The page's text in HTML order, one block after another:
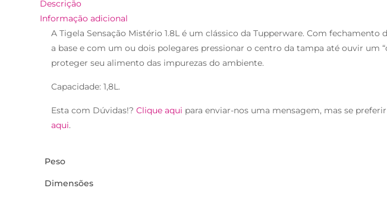
Descrição
Informação adicional
A Tigela Sensação Mistério 1.8L é um clássico da Tupperware. Com
a base e com um ou dois polegares pressionar o centro da tampa até ouvir um
proteger seu alimento das impurezas do ambiente.
Capacidade: 1,8L.
Esta com Dúvidas!?Clique aqui para enviar-nos uma mensagem, mas se
aqui.
Peso
Dimensões